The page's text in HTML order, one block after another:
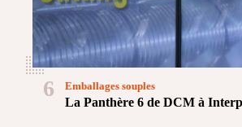
6
La Panthère 6 de DCM à
Emballages souples